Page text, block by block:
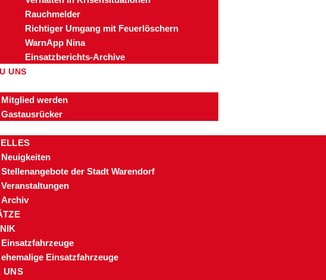
Rauchmelder
Richtiger Umgang mit Feuerlöschern
WarnApp Nina
Einsatzberichts-Archive
UNS
Mitglied werden
Gastausrücker
Neuigkeiten
Stellenangebote der Stadt Warendorf
Veranstaltungen
Archiv
Einsatzfahrzeuge
ehemalige Einsatzfahrzeuge
UNS